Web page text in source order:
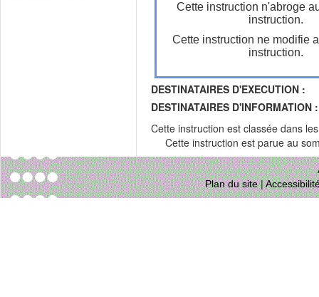
Cette instruction n'abroge
instruction.
Cette instruction ne modifie
instruction.
DESTINATAIRES D'EXECUTION :
DESTINATAIRES D'INFORMATION :
Cette instruction est classée dans
Cette instruction est parue au
Plan du site|